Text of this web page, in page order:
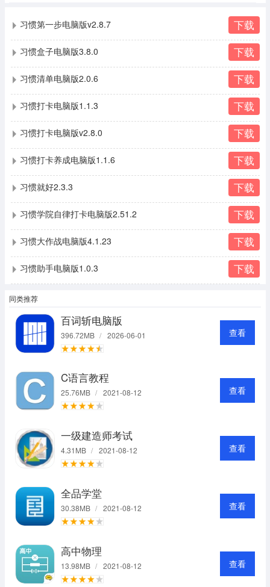
习惯第一步电脑版v2.8.7 下载
习惯盒子电脑版3.8.0 下载
习惯清单电脑版2.0.6 下载
习惯打卡电脑版1.1.3 下载
习惯打卡电脑版v2.8.0 下载
习惯打卡养成电脑版1.1.6 下载
习惯就好2.3.3 下载
习惯学院自律打卡电脑版2.51.2 下载
习惯大作战电脑版4.1.23 下载
习惯助手电脑版1.0.3 下载
同类推荐
百词斩电脑版
396.72MB / 2026-06-01 查看
C语言教程
25.76MB / 2021-08-12 查看
一级建造师考试
4.31MB / 2021-08-12 查看
全品学堂
30.38MB / 2021-08-12 查看
高中物理
13.98MB / 2021-08-12 查看